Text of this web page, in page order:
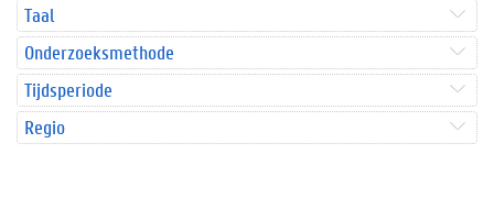
Taal
Onderzoeksmethode
Tijdsperiode
Regio